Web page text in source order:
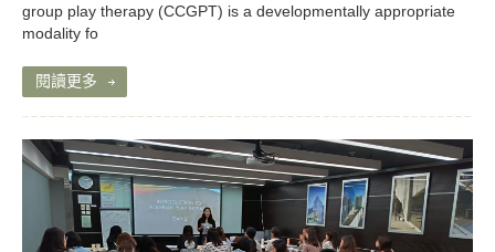
group play therapy (CCGPT) is a developmentally appropriate
modality fo
閱讀更多